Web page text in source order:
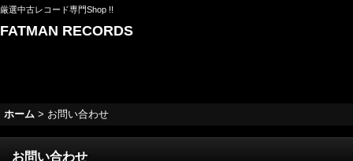
厳選中古レコード専門Shop !!
FATMAN RECORDS
ホーム > お問い合わせ
お問い合わせ